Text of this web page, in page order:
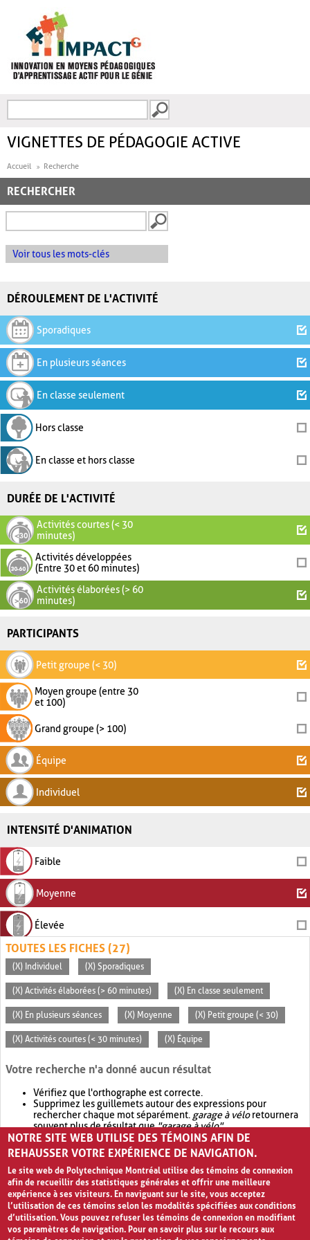
FORMULAIRE DE
VIGNETTES DE PÉDAGOGIE ACTIVE
Accueil Recherche
RECHERCHER
Voir tous les mots-clés
DÉROULEMENT DE L'ACTIVITÉ
Sporadiques
En plusieurs séances
En classe seulement
Hors classe
En classe et hors classe
DURÉE DE L'ACTIVITÉ
Activités courtes (< 30
minutes)
Activités développées
(Entre 30 et 60 minutes)
Activités élaborées (> 60
minutes)
PARTICIPANTS
Petit groupe (< 30)
Moyen groupe (entre 30
et 100)
Grand groupe (> 100)
Équipe
Individuel
INTENSITÉ D'ANIMATION
Faible
Moyenne
Élevée
TOUTES LES FICHES (27)
(X) Individuel (X) Sporadiques
(X) Activités élaborées (> 60 minutes) (X) En classe seulement
(X) En plusieurs séances (X) Moyenne (X) Petit groupe (< 30)
(X) Activités courtes (< 30 minutes) (X) Équipe
Votre recherche n'a donné aucun résultat
Vérifiez que l'orthographe est correcte.
Supprimez les guillemets autour des expressions pour
rechercher chaque mot séparément. garage à véloretournera
souvent plus de résultat que"garage à vélo".
Envisagez d'élargir votre recherche avec OR.garage OR vélo
retournera souvent plus de résultat quegarage à vélo
NOTRE SITE WEB UTILISE DES TÉMOINS AFIN DE
REHAUSSER VOTRE EXPÉRIENCE DE NAVIGATION.
Le site web de Polytechnique Montréal utilise des témoins de connexion
afin de recueillir des statistiques générales et offrir une meilleure
expérience à ses visiteurs. En naviguant sur le site, vous acceptez
l’utilisation de ces témoins selon les modalités spécifiées aux conditions
d’utilisation. Vous pouvez refuser les témoins de connexion en modifiant
vos paramètres de navigation. Pour en savoir plus sur le recours aux